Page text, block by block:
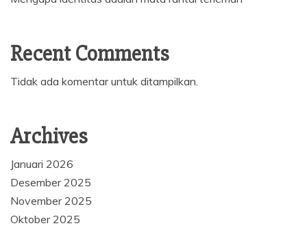
Recent Comments
Tidak ada komentar untuk ditampilkan.
Archives
Januari 2026
Desember 2025
November 2025
Oktober 2025